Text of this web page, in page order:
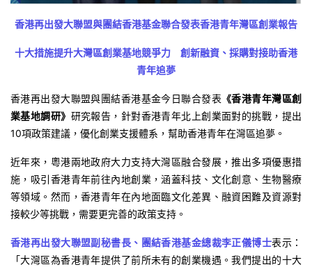
香港再出發大聯盟與團結香港基金聯合發表香港青年灣區創業報告
十大措施提升大灣區創業基地競爭力 創新融資、採購對接助香港
青年追夢
香港再出發大聯盟與團結香港基金今日聯合發表 《香港青年灣區創
業基地調研》 研究報告，針對香港青年北上創業面對的挑戰，提出
10項政策建議，優化創業支援體系，幫助香港青年在灣區追夢。
近年來，粵港兩地政府大力支持大灣區融合發展，推出多項優惠措
施，吸引香港青年前往內地創業，涵蓋科技、文化創意、生物醫療
等領域。然而，香港青年在內地面臨文化差異、融資困難及資源對
接較少等挑戰，需要更完善的政策支持。
香港再出發大聯盟副秘書長、團結香港基金總裁李正儀博士表示：
「大灣區為香港青年提供了前所未有的創業機遇。我們提出的十大